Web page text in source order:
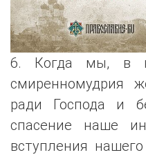
6. Когда мы, в
смиренномудрия
ради Господа и
спасение наше
вступления